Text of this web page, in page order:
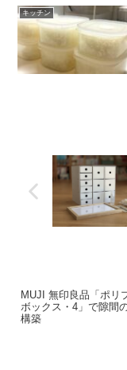
キッチン
MUJI 無印良品「ポリ
ボックス・4」で隙間
構築